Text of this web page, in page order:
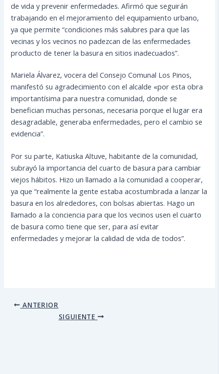
de vida y prevenir enfermedades. Afirmó que seguirán
trabajando en el mejoramiento del equipamiento urbano,
ya que permite “condiciones más salubres para que las
vecinas y los vecinos no padezcan de las enfermedades
producto de tener la basura en sitios inadecuados”.
Mariela Álvarez, vocera del Consejo Comunal Los Pinos,
manifestó su agradecimiento con el alcalde «por esta obra
importantísima para nuestra comunidad, donde se
benefician muchas personas, necesaria porque el lugar era
desagradable, generaba enfermedades, pero el cambio se
evidencia”.
Por su parte, Katiuska Altuve, habitante de la comunidad,
subrayó la importancia del cuarto de basura para cambiar
viejos hábitos. Hizo un llamado a la comunidad a cooperar,
ya que “realmente la gente estaba acostumbrada a lanzar la
basura en los alrededores, con bolsas abiertas. Hago un
llamado a la conciencia para que los vecinos usen el cuarto
de basura como tiene que ser, para así evitar
enfermedades y mejorar la calidad de vida de todos”.
ANTERIOR
SIGUIENTE